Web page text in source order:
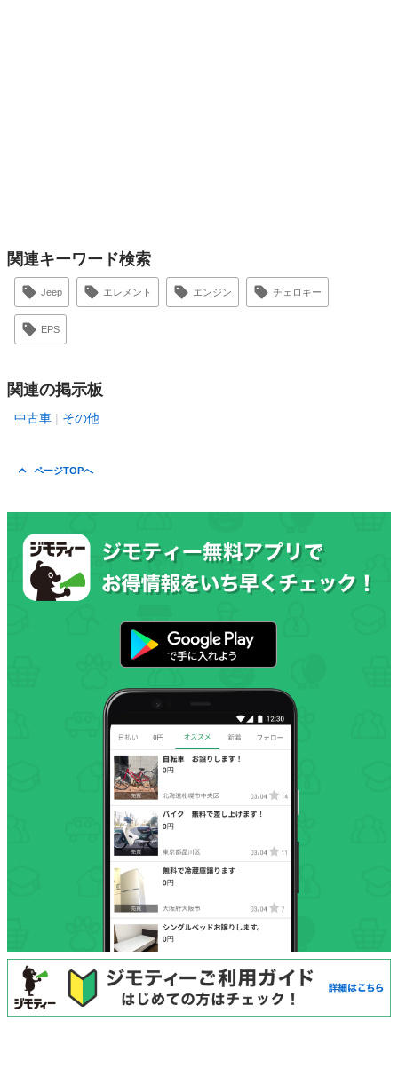
関連キーワード検索
Jeep エレメント エンジン チェロキー
EPS
関連の掲示板
中古車 その他
ページTOPへ